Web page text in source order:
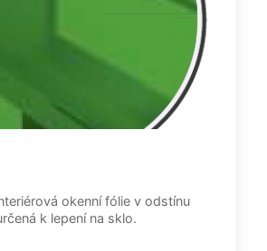
okenní fólie v odstínu
k lepení na sklo.